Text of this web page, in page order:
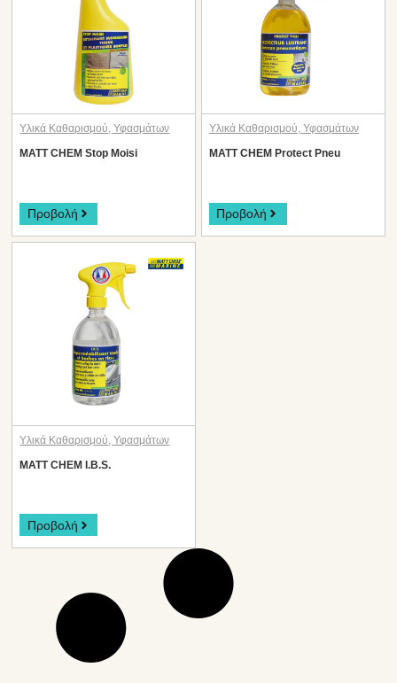
Υλικά Καθαρισμού,Υφασμάτων
MATT CHEM Stop Moisi
Προβολή
Υλικά Καθαρισμού, Υφασμάτων
MATT CHEM Protect Pneu
Προβολή
Υλικά Καθαρισμού ,Υφασμάτων
MATT CHEM I.B.S.
Προβολή